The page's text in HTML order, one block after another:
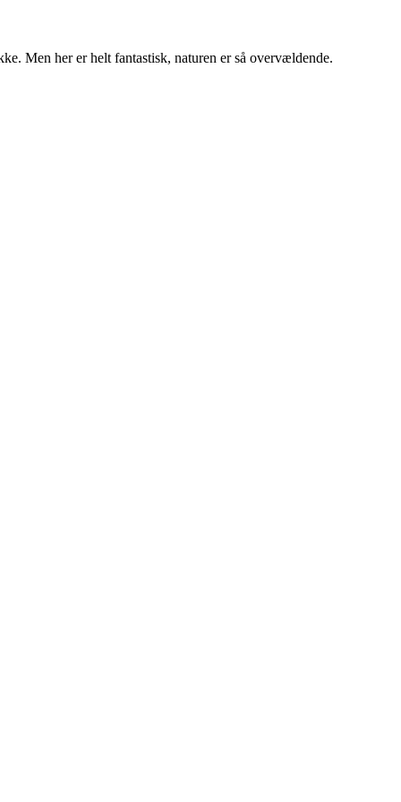
Men her er helt fantastisk, naturen er så overvældende.